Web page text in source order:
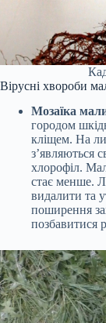
Вірусні хвороби
Мозаїка
городом
кліщем. На
з’являються
хлорофіл.
стає менше.
видалити та
поширення
позбавитися